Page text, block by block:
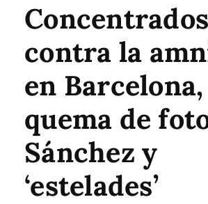
Concentrados
contra la
en
quema de
Sánchez y
‘estelades’